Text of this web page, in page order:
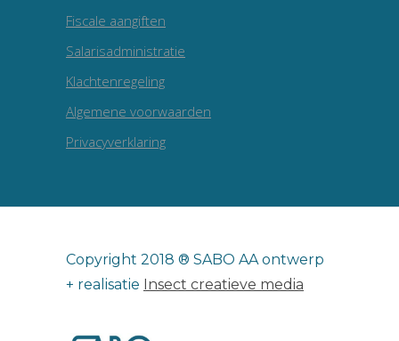
Fiscale aangiften
Salarisadministratie
Klachtenregeling
Algemene voorwaarden
Privacyverklaring
Copyright 2018 ® SABO AA ontwerp
+ realisatie Insect creatieve media